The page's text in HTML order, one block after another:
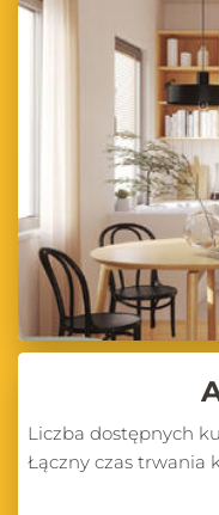
Liczba dostępnych
Łączny czas trwania